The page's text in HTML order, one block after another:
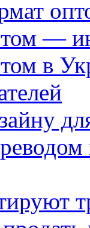
—
в